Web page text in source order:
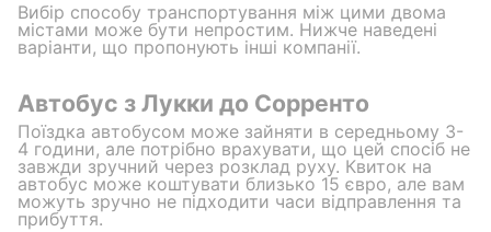
Вибір способу транспортування між цими двома
містами може бути непростим. Нижче наведені
варіанти, що пропонують інші компанії.
Автобус з Лукки до Сорренто
Поїздка автобусом може зайняти в середньому 3-
4 години, але потрібно врахувати, що цей спосіб не
завжди зручний через розклад руху. Квиток на
автобус може коштувати близько 15 євро, але вам
можуть зручно не підходити часи відправлення та
прибуття.